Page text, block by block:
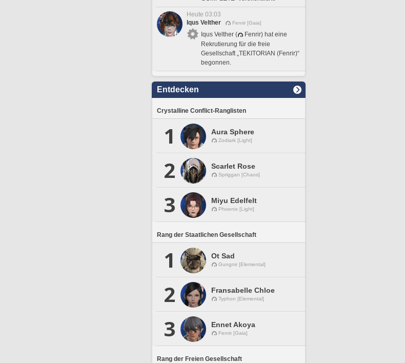
Heute 03:03
Iqus Velther
Fenrir [Gaia]
Iqus Velther (
Fenrir) hat eine
Rekrutierung für die freie
Gesellschaft „TEKITORIAN (Fenrir)“
begonnen.
Entdecken
Crystalline Conflict-Ranglisten
1 Aura Sphere
Zodiark [Light]
2 Scarlet Rose
Spriggan [Chaos]
3 Miyu Edelfelt
Phoenix [Light]
Rang der Staatlichen Gesellschaft
1 Ot Sad
Gungnir [Elemental]
2 Fransabelle Chloe
Typhon [Elemental]
3 Ennet Akoya
Fenrir [Gaia]
Rang der Freien Gesellschaft